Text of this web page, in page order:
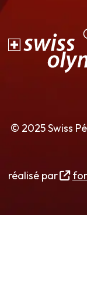
© 2025 Swiss
réalisé par